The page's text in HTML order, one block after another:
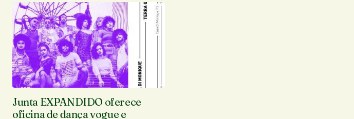
Junta EXPANDIDO oferece
oficina de dança vogue e